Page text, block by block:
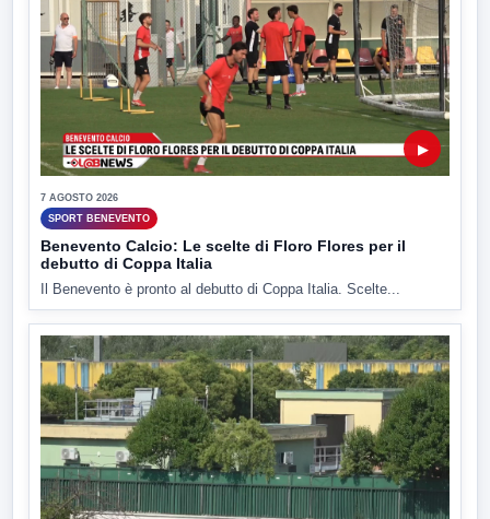
▶
7 AGOSTO 2026
SPORT BENEVENTO
Benevento Calcio: Le scelte di Floro Flores per il
debutto di Coppa Italia
Il Benevento è pronto al debutto di Coppa Italia. Scelte...